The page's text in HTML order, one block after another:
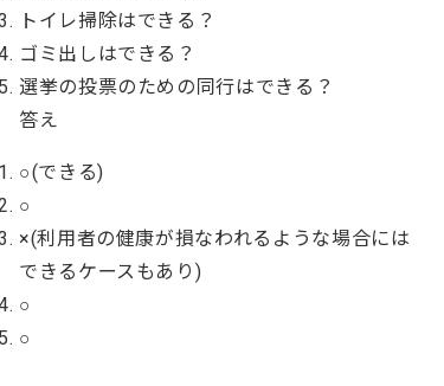
トイレ掃除はできる？
ゴミ出しはできる？
選挙の投票のための同行はできる？
答え
○(できる)
○
×(利用者の健康が損なわれるような場合には
できるケースもあり )
○
○